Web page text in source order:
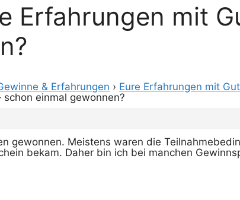
Erfahrungen mit
& Erfahrungen › Eure Erfahrungen mit
einmal gewonnen?
gewonnen. Meistens waren die
bekam. Daher bin ich bei manchen